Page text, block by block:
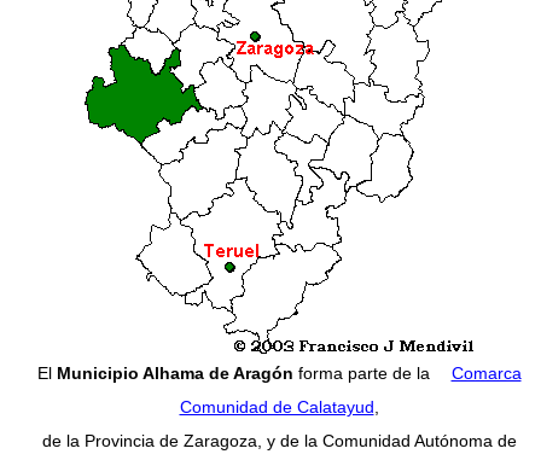
El Municipio Alhama de Aragón forma parte de la
Comarca
Comunidad de Calatayud,
de la Provincia de Zaragoza, y de la Comunidad Autónoma de